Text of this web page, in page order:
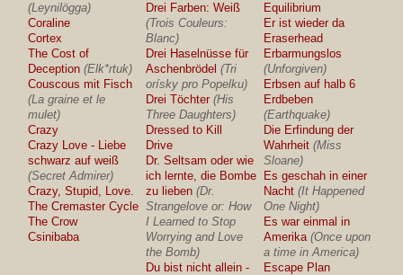
(Leynilögga)
Coraline
Cortex
The Cost of
Deception (Elk*rtuk)
Couscous mit Fisch
(La graine et le
mulet)
Crazy
Crazy Love - Liebe
schwarz auf weiß
(Secret Admirer)
Crazy, Stupid, Love.
The Cremaster Cycle
The Crow
Csinibaba
Drei Farben: Weiß
(Trois Couleurs:
Blanc)
Drei Haselnüsse für
Aschenbrödel (Tri
orísky pro Popelku)
Drei Töchter (His
Three Daughters)
Dressed to Kill
Drive
Dr. Seltsam oder wie
ich lernte, die Bombe
zu lieben (Dr.
Strangelove or: How
I Learned to Stop
Worrying and Love
the Bomb)
Du bist nicht allein -
Equilibrium
Er ist wieder da
Eraserhead
Erbarmungslos
(Unforgiven)
Erbsen auf halb 6
Erdbeben
(Earthquake)
Die Erfindung der
Wahrheit (Miss
Sloane)
Es geschah in einer
Nacht (It Happened
One Night)
Es war einmal in
Amerika (Once upon
a time in America)
Escape Plan